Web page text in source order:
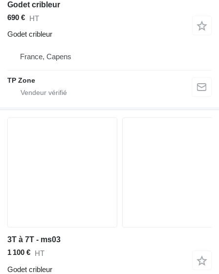
Godet cribleur
690 € HT
Godet cribleur
France, Capens
TP Zone
3T à 7T - ms03
1 100 € HT
Godet cribleur